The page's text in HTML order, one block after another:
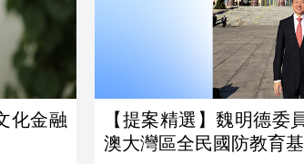
化金融
【提案精選】魏明德委
澳大灣區全民國防教育